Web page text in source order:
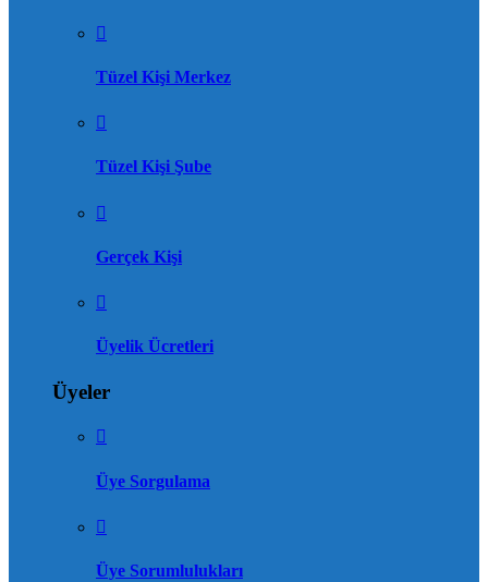
Tüzel Kişi Merkez
Tüzel Kişi Şube
Gerçek Kişi
Üyelik Ücretleri
Üyeler
Üye Sorgulama
Üye Sorumlulukları